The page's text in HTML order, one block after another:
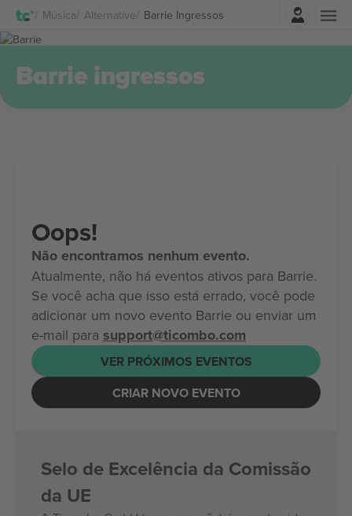
Música Alternative Barrie Ingressos
Entrar
Barrie ingressos
Oops!
Não encontramos nenhum evento.
Atualmente, não há eventos ativos para Barrie.
Se você acha que isso está errado, você pode
adicionar um novo evento Barrie ou enviar um
e-mail para support@ticombo.com
VER PRÓXIMOS EVENTOS
CRIAR NOVO EVENTO
Selo de Excelência da Comissão
da UE